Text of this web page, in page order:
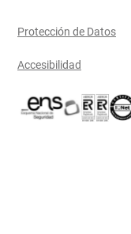
Menú legal
Protección de Datos
Accesibilidad